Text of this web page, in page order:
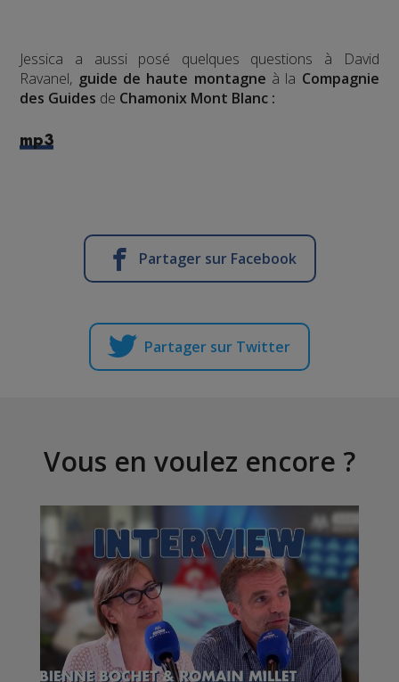
Jessica a aussi posé quelques questions à David
Ravanel, guide de haute montagne à la Compagnie
des Guides de Chamonix Mont Blanc :
mp3
Partager sur Facebook
Partager sur Twitter
Vous en voulez encore ?